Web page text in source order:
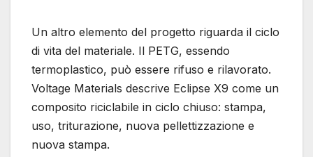
Un altro elemento del progetto riguarda il ciclo
di vita del materiale. Il PETG, essendo
termoplastico, può essere rifuso e rilavorato.
Voltage Materials descrive Eclipse X9 come un
composito riciclabile in ciclo chiuso: stampa,
uso, triturazione, nuova pellettizzazione e
nuova stampa.